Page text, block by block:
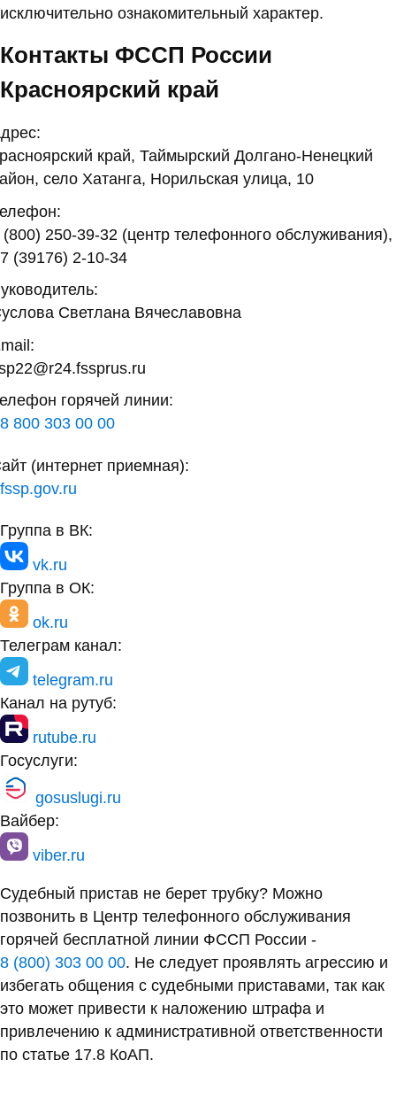
исключительно ознакомительный характер.
Контакты ФССП России
Красноярский край
край, Таймырский Долгано-Ненецкий
село Хатанга, Норильская улица, 10
(800) 250-39-32 (центр телефонного обслуживания),
(39176) 2-10-34
Светлана Вячеславовна
горячей линии:
8 800 303 00 00
(интернет приемная):
fssp.gov.ru
Группа в ВК:
vk.ru
Группа в ОК:
ok.ru
Телеграм канал:
telegram.ru
Канал на рутуб:
rutube.ru
Госуслуги:
gosuslugi.ru
Вайбер:
viber.ru
Судебный пристав не берет трубку? Можно
позвонить в Центр телефонного обслуживания
горячей бесплатной линии ФССП России -
8 (800) 303 00 00. Не следует проявлять агрессию и
избегать общения с судебными приставами, так как
это может привести к наложению штрафа и
привлечению к административной ответственности
по статье 17.8 КоАП.